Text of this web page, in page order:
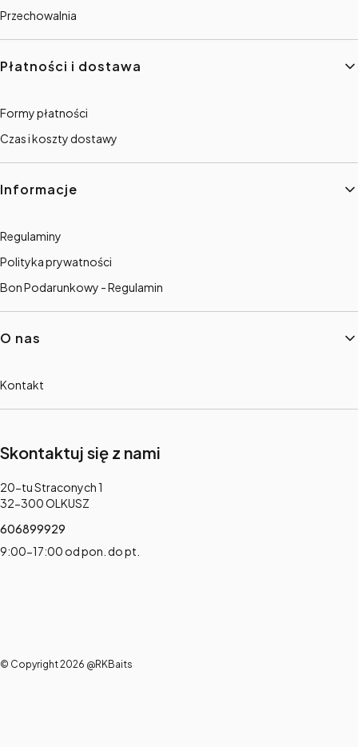
Przechowalnia
Płatności i dostawa
Formy płatności
Czas i koszty dostawy
Informacje
Regulaminy
Polityka prywatności
Bon Podarunkowy - Regulamin
O nas
Kontakt
Skontaktuj się z nami
Adres:
20-tu Straconych 1
32-300 OLKUSZ
606899929
9:00-17:00 od pon. do pt.
© Copyright 2026 @RKBaits